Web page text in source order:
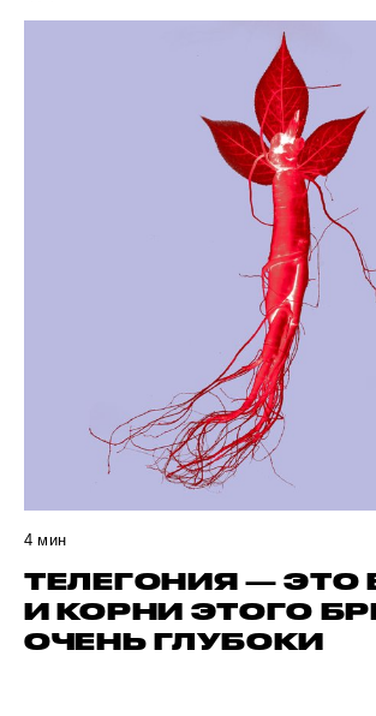
4 мин
ТЕЛЕГОНИЯ — ЭТО
И КОРНИ ЭТОГО
ОЧЕНЬ ГЛУБОКИ